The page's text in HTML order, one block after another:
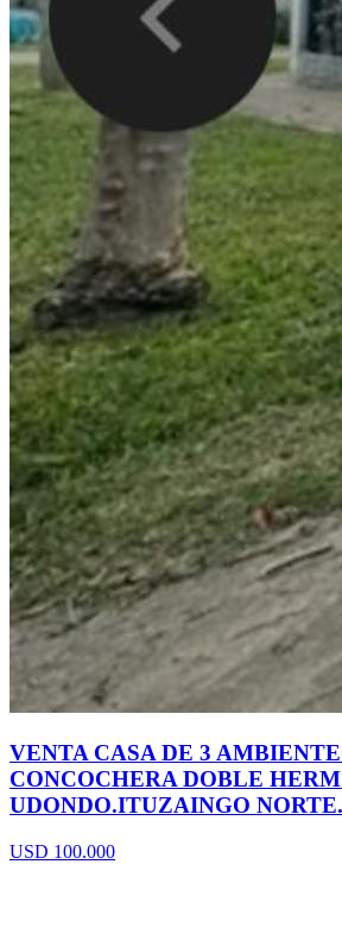
VENTA CASA DE 3
CONCOCHERA DOBLE
UDONDO.ITUZAINGO NORTE.
USD 100.000